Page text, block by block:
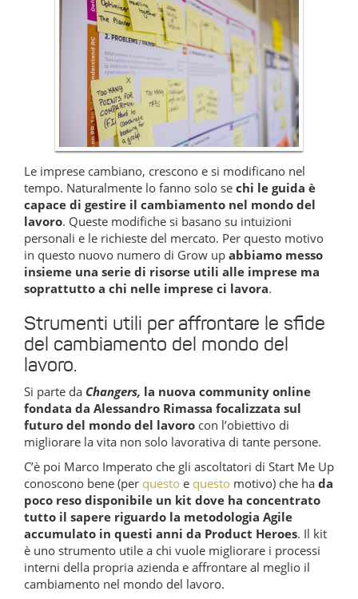
Le imprese cambiano, crescono e si modificano nel
tempo. Naturalmente lo fanno solo se chi le guida è
capace di gestire il cambiamento nel mondo del
lavoro. Queste modifiche si basano su intuizioni
personali e le richieste del mercato. Per questo motivo
in questo nuovo numero di Grow up abbiamo messo
insieme una serie di risorse utili alle imprese ma
soprattutto a chi nelle imprese ci lavora.
Strumenti utili per affrontare le sfide
del cambiamento del mondo del
lavoro.
Si parte da Changers, la nuova community online
fondata da Alessandro Rimassa focalizzata sul
futuro del mondo del lavoro con l’obiettivo di
migliorare la vita non solo lavorativa di tante persone.
C’è poi Marco Imperato che gli ascoltatori di Start Me Up
conoscono bene (per questo e questo motivo) che ha da
poco reso disponibile un kit dove ha concentrato
tutto il sapere riguardo la metodologia Agile
accumulato in questi anni da Product Heroes. Il kit
è uno strumento utile a chi vuole migliorare i processi
interni della propria azienda e affrontare al meglio il
cambiamento nel mondo del lavoro.